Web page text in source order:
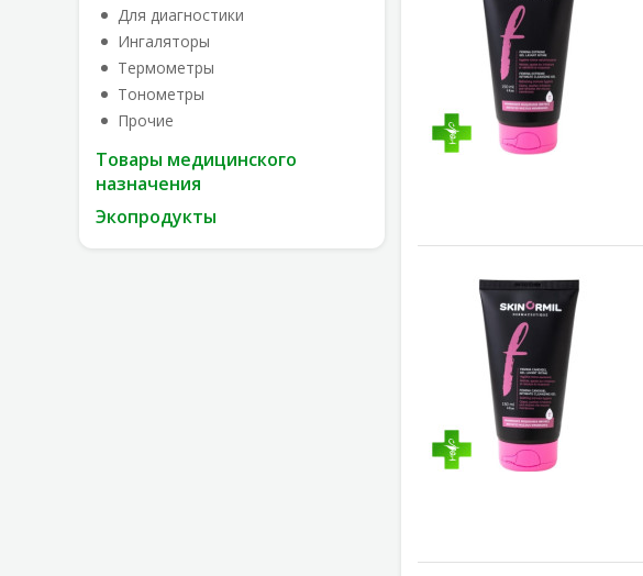
Для диагностики
Ингаляторы
Термометры
Тонометры
Прочие
Товары медицинского
назначения
Экопродукты